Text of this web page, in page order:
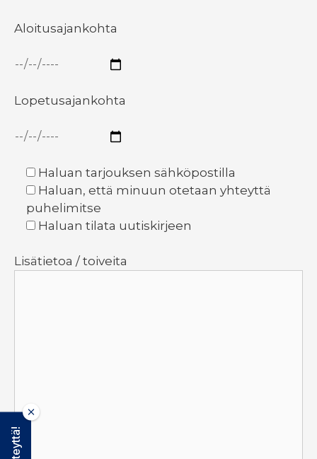
Aloitusajankohta
Lopetusajankohta
Haluan tarjouksen sähköpostilla
Haluan, että minuun otetaan yhteyttä
puhelimitse
Haluan tilata uutiskirjeen
Lisätietoa / toiveita